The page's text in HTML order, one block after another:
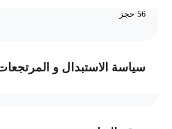
سياسة الاستبدال و المرتجعات و